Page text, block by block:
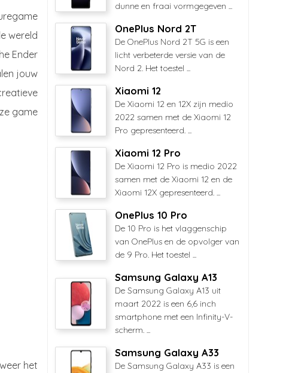
wereld
Ender
jouw
game
het
dunne en fraai vormgegeven ...
OnePlus Nord 2T
De OnePlus Nord 2T 5G is een
licht verbeterde versie van de
Nord 2. Het toestel ...
Xiaomi 12
De Xiaomi 12 en 12X zijn medio
2022 samen met de Xiaomi 12
Pro gepresenteerd. ...
Xiaomi 12 Pro
De Xiaomi 12 Pro is medio 2022
samen met de Xiaomi 12 en de
Xiaomi 12X gepresenteerd. ...
OnePlus 10 Pro
De 10 Pro is het vlaggenschip
van OnePlus en de opvolger van
de 9 Pro. Het toestel ...
Samsung Galaxy A13
De Samsung Galaxy A13 uit
maart 2022 is een 6,6 inch
smartphone met een Infinity-V-
scherm. ...
Samsung Galaxy A33
De Samsung Galaxy A33 is een